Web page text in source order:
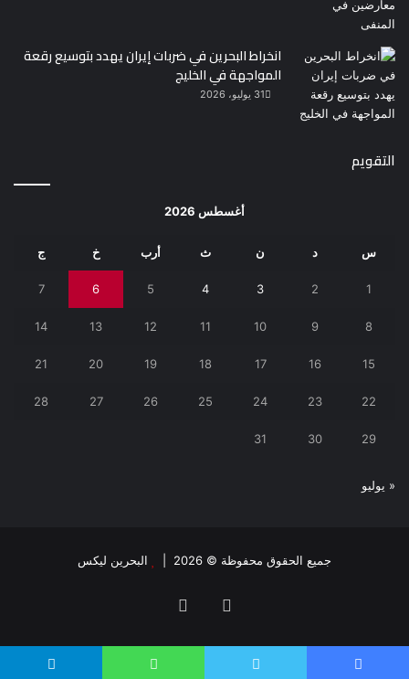
انخراط البحرين في ضربات إيران يهدد بتوسيع رقعة
المواجهة في الخليج
31 يوليو، 2026
التقويم
أغسطس 2026
س د ن ث أرب خ ج
1
2
3
4
5
6
7
8
9
10
11
12
13
14
15
16
17
18
19
20
21
22
23
24
25
26
27
28
29
30
31
« يوليو
جميع الحقوق محفوظة © 2026 | البحرين ليكس
فيسبوك